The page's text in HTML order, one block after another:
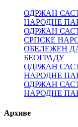
ОДРЖАН
НАРОДНЕ
ОДРЖАН
СРПСКЕ
ОБЕЛЕЖЕН
БЕОГРАДУ
ОДРЖАН
НАРОДНЕ
ОДРЖАН
НАРОДНЕ
Архиве